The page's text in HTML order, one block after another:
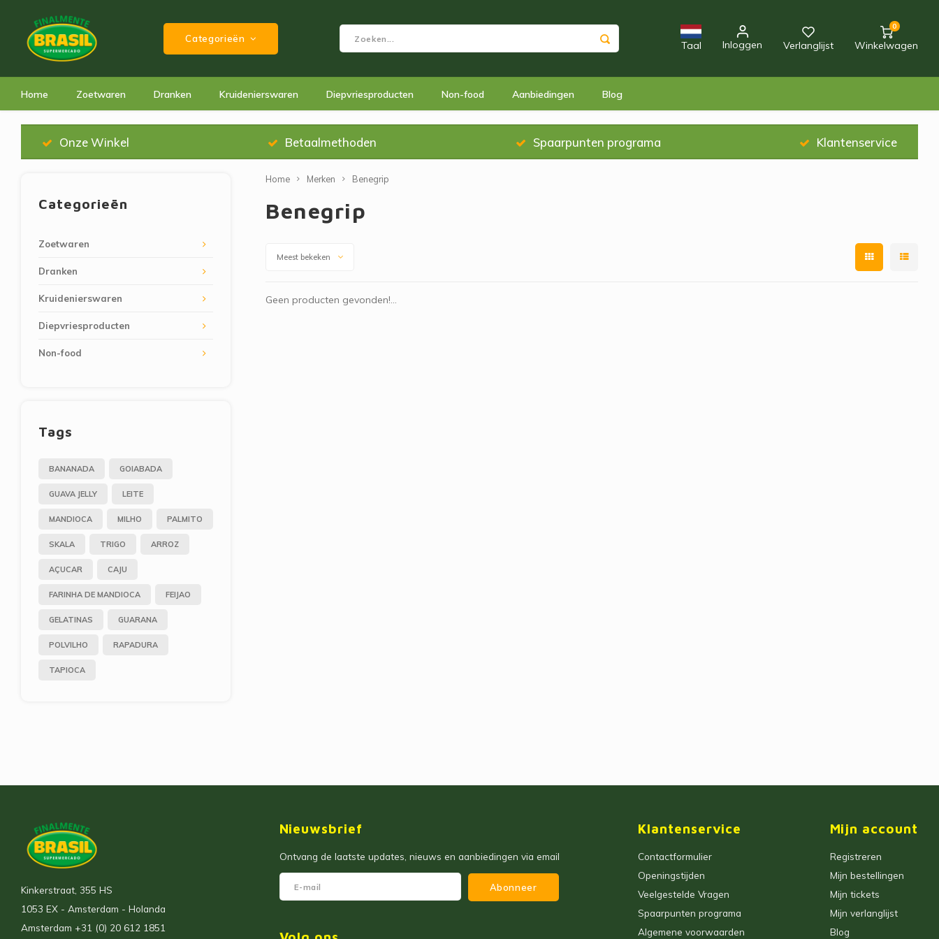
Categorieën
Taal Inloggen Verlanglijst
0
Winkelwagen
Home Zoetwaren Dranken Kruidenierswaren Diepvriesproducten Non-food Aanbiedingen Blog
Onze Winkel Betaalmethoden Spaarpunten programa Klantenservice
Categorieën
Zoetwaren
Dranken
Kruidenierswaren
Diepvriesproducten
Non-food
Tags
BANANADA GOIABADA
GUAVA JELLY LEITE
MANDIOCA MILHO PALMITO
SKALA TRIGO ARROZ
AÇUCAR CAJU
FARINHA DE MANDIOCA FEIJAO
GELATINAS GUARANA
POLVILHO RAPADURA
TAPIOCA
Home Merken Benegrip
Benegrip
Meest bekeken
Geen producten gevonden!...
Kinkerstraat, 355 HS
1053 EX - Amsterdam - Holanda
Amsterdam +31 (0) 20 612 1851
Nieuwsbrief
Ontvang de laatste updates, nieuws en aanbiedingen via email
Abonneer
Klantenservice
Contactformulier
Openingstijden
Veelgestelde Vragen
Spaarpunten programa
Algemene voorwaarden
Mijn account
Registreren
Mijn bestellingen
Mijn tickets
Mijn verlanglijst
Blog